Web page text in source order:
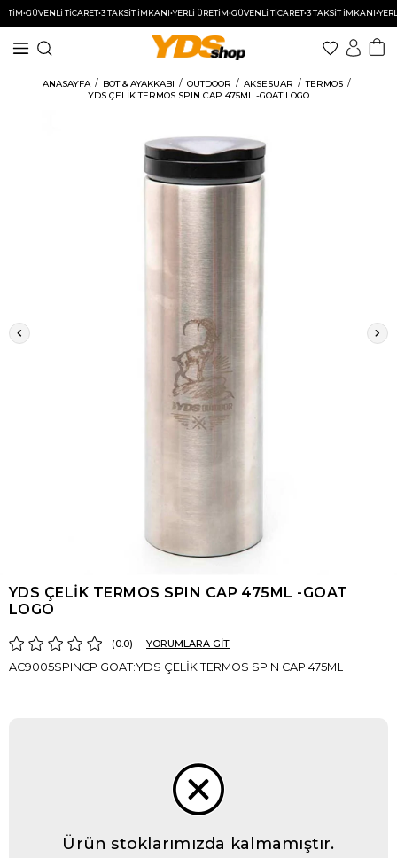
•GÜVENLİ TİCARET•3 TAKSİT İMKANI•YERLİ ÜRETİM•GÜVENLİ TİCARET•3 TAKSİT İMKANI•YERLİ
ANASAYFA BOT & AYAKKABI OUTDOOR AKSESUAR
TERMOS
YDS ÇELİK TERMOS SPIN CAP 475ML -GOAT LOGO
YDS ÇELİK TERMOS SPIN CAP 475ML -GOAT
LOGO
0.0 YORUMLARA GİT
AC9005SPINCP GOAT:YDS ÇELİK TERMOS SPIN CAP 475ML
Ürün stoklarımızda kalmamıştır.